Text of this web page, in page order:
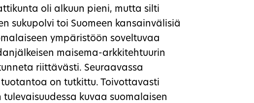
oli alkuun pieni, mutta silti
sukupolvi toi Suomeen kansainvälisiä
ympäristöön soveltuvaa
maisema-arkkitehtuurin
riittävästi. Seuraavassa
on tutkittu. Toivottavasti
kuvaa suomalaisen